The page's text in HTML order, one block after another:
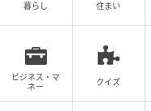
なくなった。義弟か
夫は「全額戻ってき
言っている。
暮らし 住まい
ビジネス・マ
ネー
クイズ